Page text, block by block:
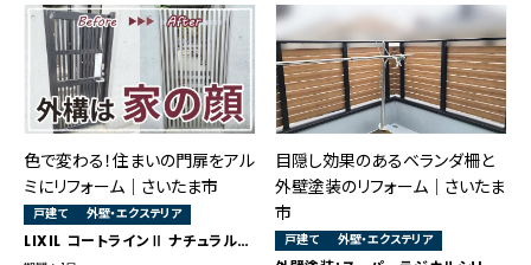
色で変わる！住まいの門扉をアル
ミにリフォーム｜さいたま市
戸建て 外壁・エクステリア
LIXIL コートラインⅡ ナチュラルシルバー
目隠し効果のあるベランダ柵と
外壁塗装のリフォーム│さいたま
市
戸建て 外壁・エクステリア